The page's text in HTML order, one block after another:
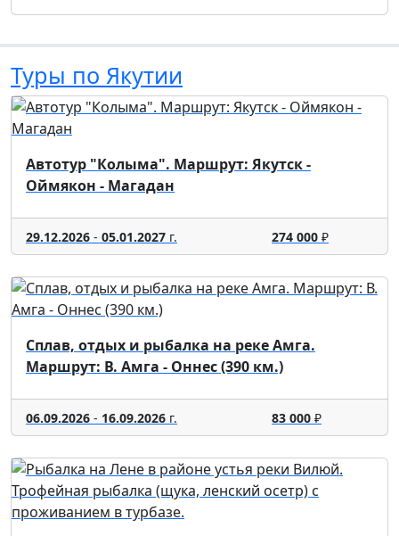
Туры по Якутии
Автотур "Колыма". Маршрут: Якутск -
Оймякон - Магадан
29.12.2026 - 05.01.2027 г. 274 000₽
Сплав, отдых и рыбалка на реке Амга.
Маршрут: В. Амга - Оннес (390 км.)
06.09.2026 - 16.09.2026 г. 83 000₽